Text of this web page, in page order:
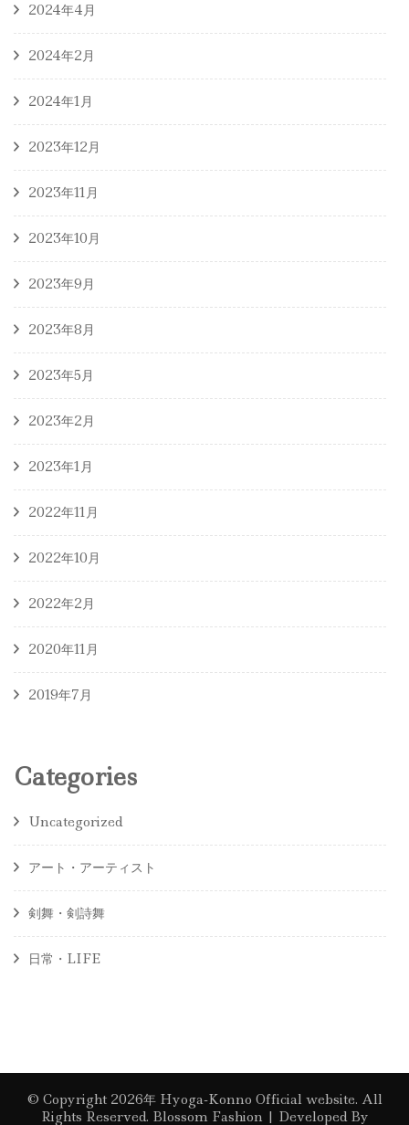
2024年4月
2024年2月
2024年1月
2023年12月
2023年11月
2023年10月
2023年9月
2023年8月
2023年5月
2023年2月
2023年1月
2022年11月
2022年10月
2022年2月
2020年11月
2019年7月
Categories
Uncategorized
アート・アーティスト
剣舞・剣詩舞
日常・LIFE
© Copyright 2026年 Hyoga-Konno Official website. All
Rights Reserved. Blossom Fashion | Developed By